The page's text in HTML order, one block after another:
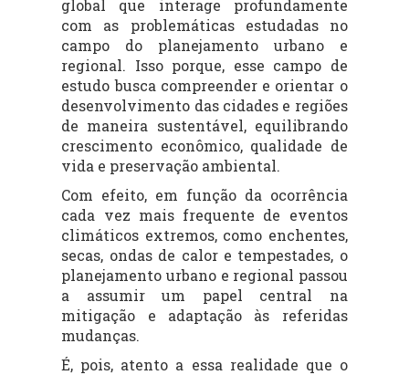
global que interage profundamente
com as problemáticas estudadas no
campo do planejamento urbano e
regional. Isso porque, esse campo de
estudo busca compreender e orientar o
desenvolvimento das cidades e regiões
de maneira sustentável, equilibrando
crescimento econômico, qualidade de
vida e preservação ambiental.
Com efeito, em função da ocorrência
cada vez mais frequente de eventos
climáticos extremos, como enchentes,
secas, ondas de calor e tempestades, o
planejamento urbano e regional passou
a assumir um papel central na
mitigação e adaptação às referidas
mudanças.
É, pois, atento a essa realidade que o